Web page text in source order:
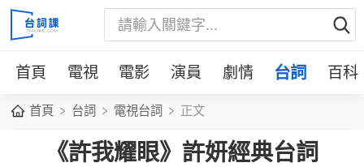
首頁 電視 電影 演員 劇情 台詞 百科
首頁 台詞 電視台詞 正文
《許我耀眼》許妍經典台詞